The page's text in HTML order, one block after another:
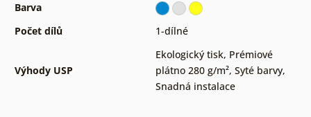
Barva
Počet dílů
1-dílné
Výhody USP
Ekologický tisk, Prémiové
plátno 280 g/m², Syté barvy,
Snadná instalace